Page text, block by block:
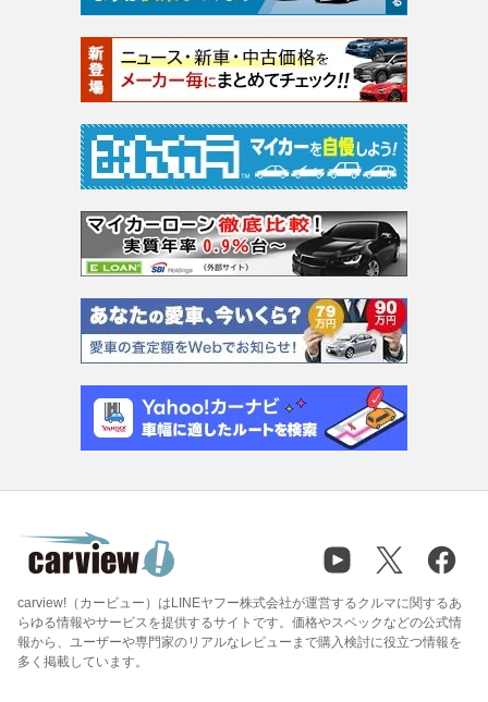
carview!（カービュー）はLINEヤフー株式会社が運営するクルマに関するあ
らゆる情報やサービスを提供するサイトです。価格やスペックなどの公式情
報から、ユーザーや専門家のリアルなレビューまで購入検討に役立つ情報を
多く掲載しています。